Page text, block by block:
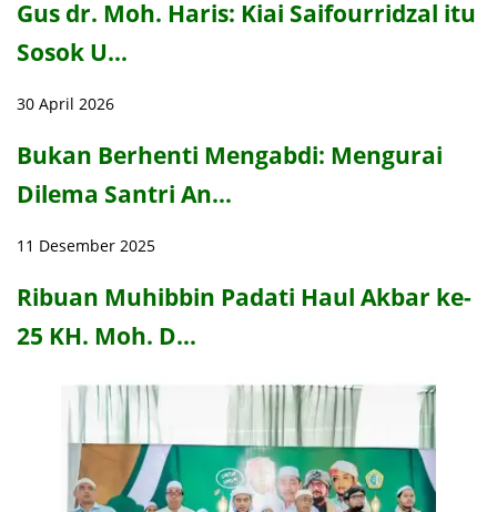
Gus dr. Moh. Haris: Kiai Saifourridzal itu
Sosok U…
30 April 2026
Bukan Berhenti Mengabdi: Mengurai
Dilema Santri An…
11 Desember 2025
Ribuan Muhibbin Padati Haul Akbar ke-
25 KH. Moh. D…